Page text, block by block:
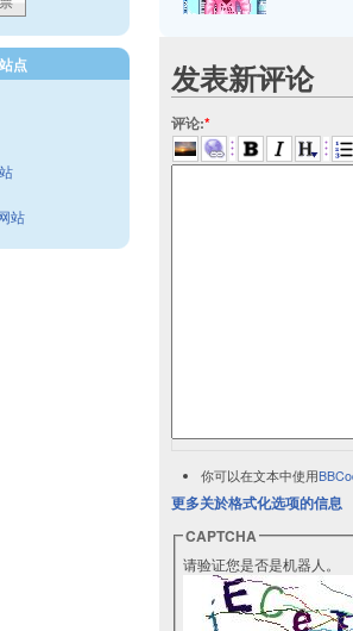
发表新评论
评论:*
你可以在文本中使用
更多关於格式化选项的信息
CAPTCHA
请验证您是否是机器人。
点
站